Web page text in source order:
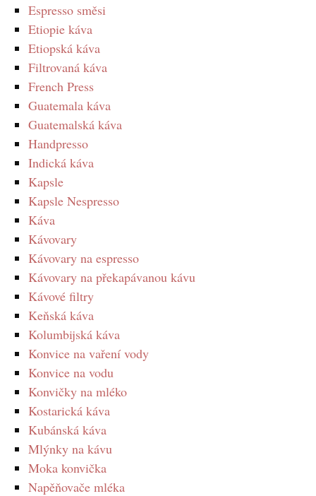
Espresso směsi
Etiopie káva
Etiopská káva
Filtrovaná káva
French Press
Guatemala káva
Guatemalská káva
Handpresso
Indická káva
Kapsle
Kapsle Nespresso
Káva
Kávovary
Kávovary na espresso
Kávovary na překapávanou kávu
Kávové filtry
Keňská káva
Kolumbijská káva
Konvice na vaření vody
Konvice na vodu
Konvičky na mléko
Kostarická káva
Kubánská káva
Mlýnky na kávu
Moka konvička
Napěňovače mléka